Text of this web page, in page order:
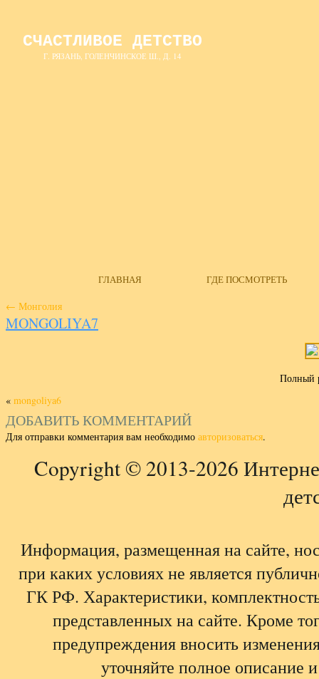
СЧАСТЛИВОЕ ДЕТСТВО
Г. РЯЗАНЬ, ГОЛЕНЧИНСКОЕ Ш., Д. 14
ГЛАВНАЯ ГДЕ ПОСМОТРЕТЬ
← Монголия
MONGOLIYA7
Полный
« mongoliya6
ДОБАВИТЬ КОММЕНТАРИЙ
Для отправки комментария вам необходимо авторизоваться.
Copyright © 2013-2026
Информация, размещенная на сайте,
при каких условиях не является
ГК РФ. Характеристики,
представленных на сайте. Кроме
предупреждения вносить
уточняйте полное описание